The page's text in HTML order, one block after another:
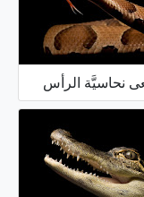
نحاسيَّة الرأس